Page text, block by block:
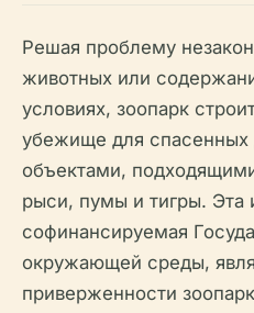
Решая проблему
животных или
условиях, зоопарк
убежище для спасенных
объектами,
рыси, пумы и тигры. Эта
софинансируемая
окружающей среды,
приверженности